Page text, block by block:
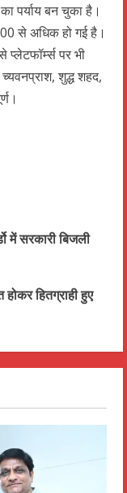
पर्याय बन चुका है।
से अधिक हो गई है।
पर भी
शुद्ध शहद,
में सरकारी बिजली
हितग्राही हुए